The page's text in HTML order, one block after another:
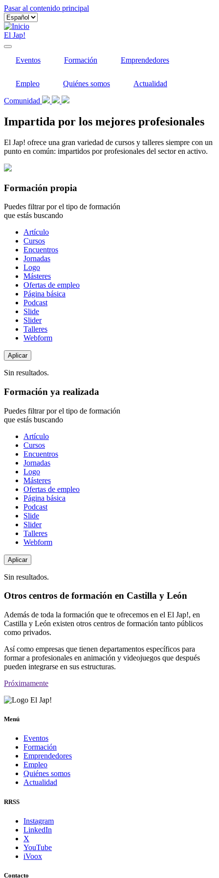
Pasar al contenido principal
El Jap!
Eventos Formación Emprendedores
Empleo Quiénes somos Actualidad
Comunidad
Impartida por los mejores profesionales
El Jap! ofrece una gran variedad de cursos y talleres siempre con un
punto en común: impartidos por profesionales del sector en activo.
Formación propia
Puedes filtrar por el tipo de formación
que estás buscando
Tipo
contenido
Artículo
Cursos
Encuentros
Jornadas
Logo
Másteres
Ofertas de empleo
Página básica
Podcast
Slide
Slider
Talleres
Webform
Sin resultados.
Formación ya realizada
Puedes filtrar por el tipo de formación
que estás buscando
Tipo
contenido
Artículo
Cursos
Encuentros
Jornadas
Logo
Másteres
Ofertas de empleo
Página básica
Podcast
Slide
Slider
Talleres
Webform
Sin resultados.
Otros centros de formación en Castilla y León
Además de toda la formación que te ofrecemos en el El Jap!, en
Castilla y León existen otros centros de formación tanto públicos
como privados.
Así como empresas que tienen departamentos específicos para
formar a profesionales en animación y videojuegos que después
pueden integrarse en sus estructuras.
Próximamente
Menú
Eventos
Formación
Emprendedores
Empleo
Quiénes somos
Actualidad
RRSS
Instagram
LinkedIn
X
YouTube
iVoox
Contacto